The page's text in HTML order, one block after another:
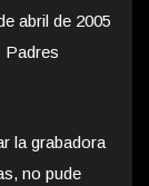
abril de 2005
Padres
la grabadora
no pude